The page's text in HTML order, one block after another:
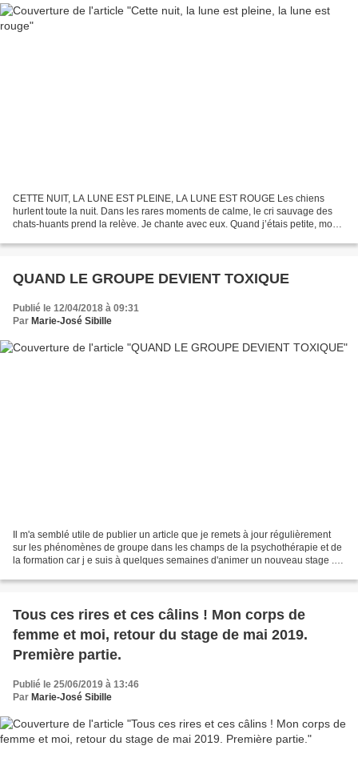
CETTE NUIT, LA LUNE EST PLEINE, LA LUNE EST ROUGE Les chiens
hurlent toute la nuit. Dans les rares moments de calme, le cri sauvage des
chats-huants prend la relève. Je chante avec eux. Quand j’étais petite, mon
QUAND LE GROUPE DEVIENT TOXIQUE
Publié le 12/04/2018 à 09:31
Par Marie-José Sibille
Il m'a semblé utile de publier un article que je remets à jour régulièrement
sur les phénomènes de groupe dans les champs de la psychothérapie et de
la formation car j e suis à quelques semaines d'animer un nouveau stage .
Tous ces rires et ces câlins ! Mon corps de
femme et moi, retour du stage de mai 2019.
Première partie.
Publié le 25/06/2019 à 13:46
Par Marie-José Sibille